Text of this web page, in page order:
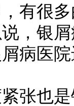
有很
，银
病医
也是